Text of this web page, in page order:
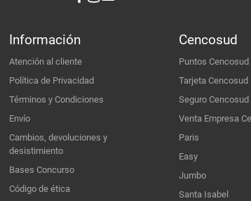
Información
Atención al cliente
Política de Privacidad
Términos y Condiciones
Envío
Cambios, devoluciones y
desistimiento
Bases Concurso
Código de ética
Cencosud
Puntos Cencosud
Tarjeta Cencosud
Seguro Cencosud
Venta Empresa
Paris
Easy
Jumbo
Santa Isabel